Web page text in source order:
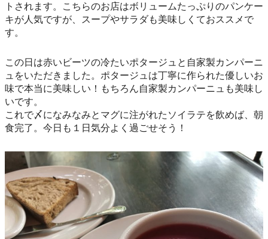
トされます。こちらのお店はボリュームたっぷりのパンケー
キが人気ですが、スープやサラダも美味しくておススメで
す。
この日は赤いビーツの冷たいポタージュと自家製カンパーニ
ュをいただきました。ポタージュは丁寧に作られた優しいお
味で本当に美味しい！もちろん自家製カンパーニュも美味し
いです。
これで〆になみなみとマグに注がれたソイラテを飲めば、朝
食完了。今日も１日気分よく過ごせそう！